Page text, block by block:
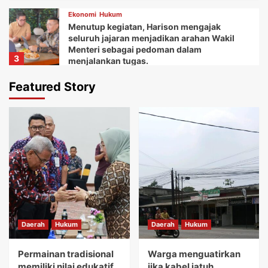
3
Ekonomi Hukum
Menutup kegiatan, Harison mengajak
seluruh jajaran menjadikan arahan Wakil
Menteri sebagai pedoman dalam
menjalankan tugas.
Daerah
Ketua Balai Adat Keariaan Tangerang Rd.
dukungan dan bantuan Bupati Tangerang
dan seluruh jajarannya.
5
Daerah Ekonomi
Kemudian Anna menuturkan acara Gebyar
festival Kuliner UMKM memberikan wadah
bagi koperasi dan pelaku usaha mikro.
Daerah Hukum
Permainan tradisional memiliki nilai
Featured Story
Daerah Hukum
Permainan tradisional
Daerah Hukum
Warga menguatirkan